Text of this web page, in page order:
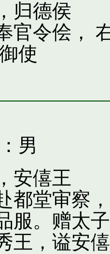
归德侯
官令侩，
使
男
安僖王
都堂审察
服。赠太
王，谥安